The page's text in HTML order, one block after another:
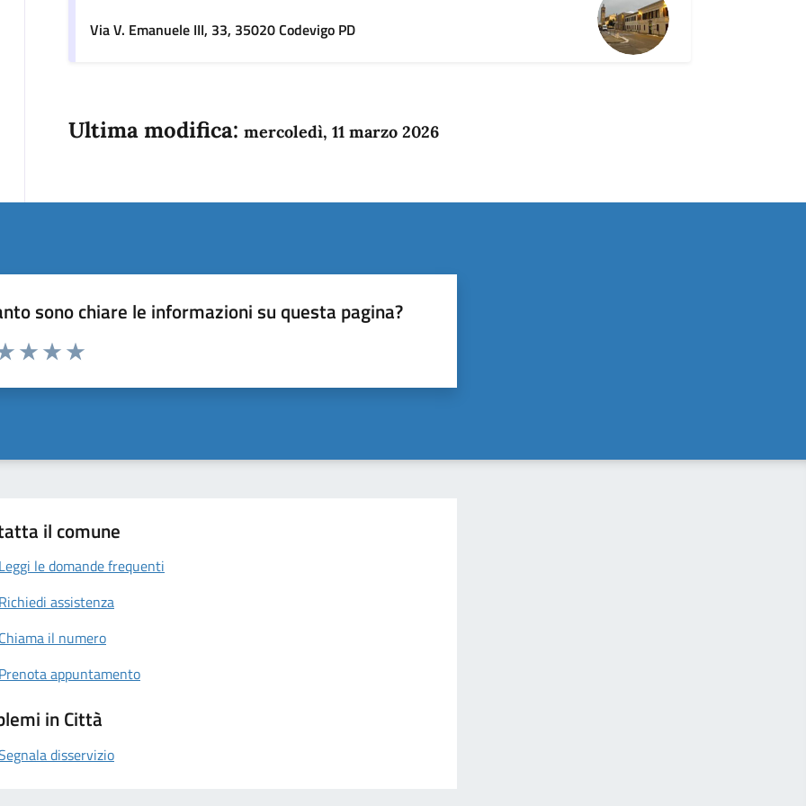
Via V. Emanuele III, 33, 35020 Codevigo PD
Ultima modifica: mercoledì, 11 marzo 2026
sono chiare le informazioni su questa pagina?
da 1 a 5 stelle la pagina
il comune
Leggi le domande frequenti
Richiedi assistenza
Chiama il numero
Prenota appuntamento
in Città
disservizio